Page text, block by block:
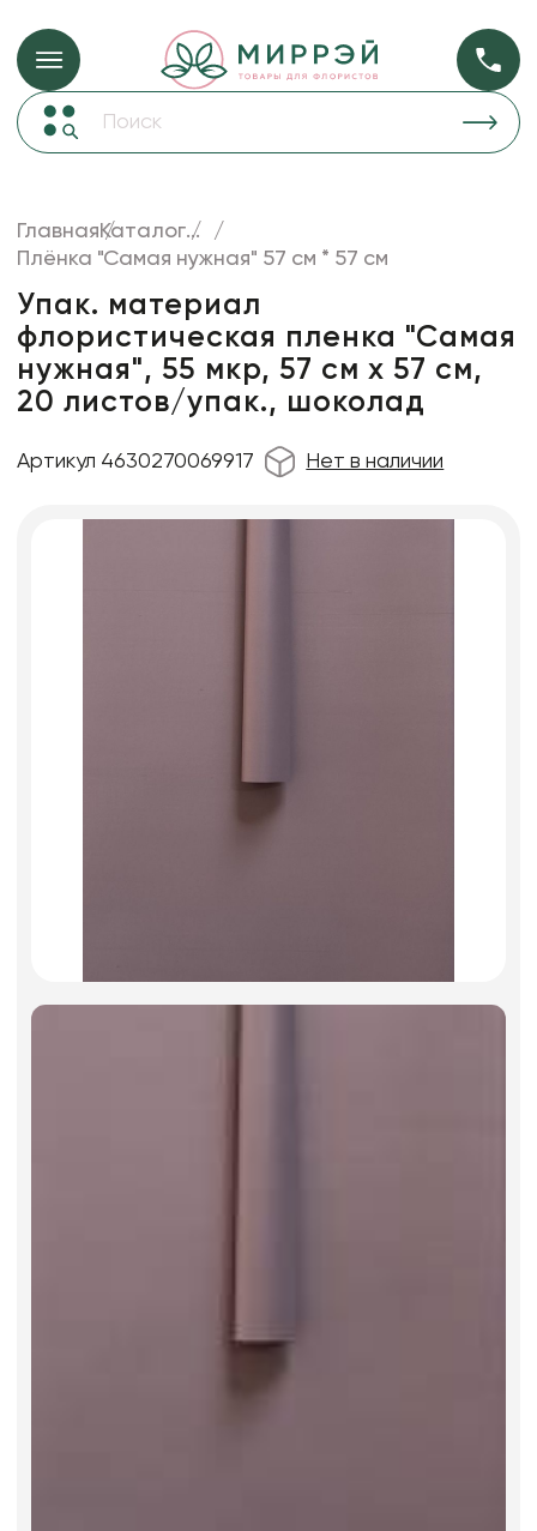
Упаковка для цветов и подарков Упаковка для
Коробки для цветов
Декор для дома
Сухоцветы
Лента
Пакеты для цветов и подарков
ГлавнаяКаталог...
Плёнка "Самая нужная" 57 см * 57 см
Упак. материал
флористическая пленка "Самая
нужная", 55 мкр, 57 см х 57 см,
20 листов/упак., шоколад
Артикул 4630270069917 Нет в наличии